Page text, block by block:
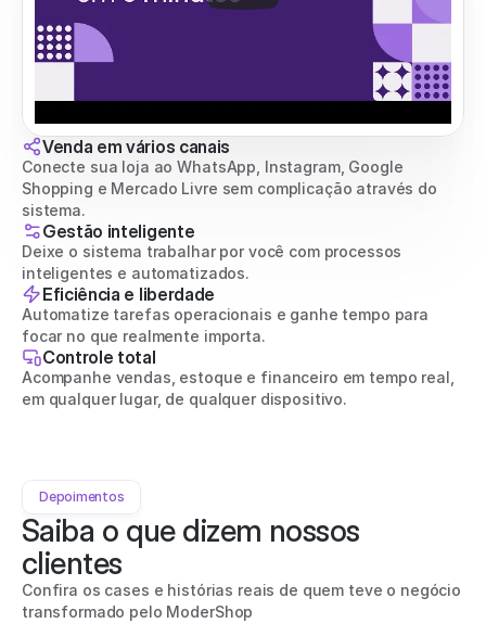
Venda em vários canais
Conecte sua loja ao WhatsApp, Instagram, Google
Shopping e Mercado Livre sem complicação através do
sistema.
Gestão inteligente
Deixe o sistema trabalhar por você com processos
inteligentes e automatizados.
Eficiência e liberdade
Automatize tarefas operacionais e ganhe tempo para
focar no que realmente importa.
Controle total
Acompanhe vendas, estoque e financeiro em tempo real,
em qualquer lugar, de qualquer dispositivo.
Depoimentos
Saiba o que dizem nossos
clientes
Confira os cases e histórias reais de quem teve o negócio
transformado pelo ModerShop